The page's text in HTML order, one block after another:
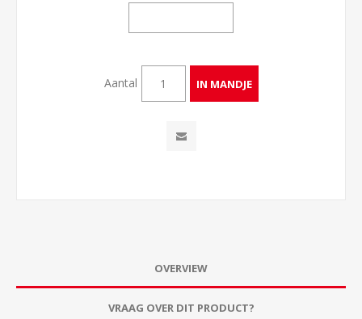
Aantal
OVERVIEW
VRAAG OVER DIT PRODUCT?